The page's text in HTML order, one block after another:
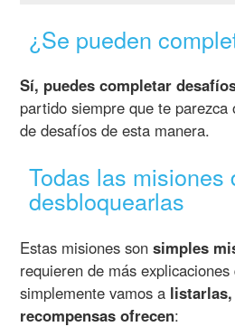
¿Se pueden
Sí, puedes completar
partido siempre que te
de desafíos de esta manera.
Todas las misiones
desbloquearlas
Estas misiones son simples
requieren de más
simplemente vamos a
recompensas ofrecen: